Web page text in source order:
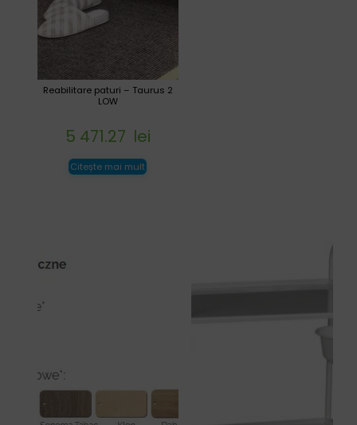
Reabilitare paturi – Taurus 2
LOW
5 471.27 lei
Citește mai mult